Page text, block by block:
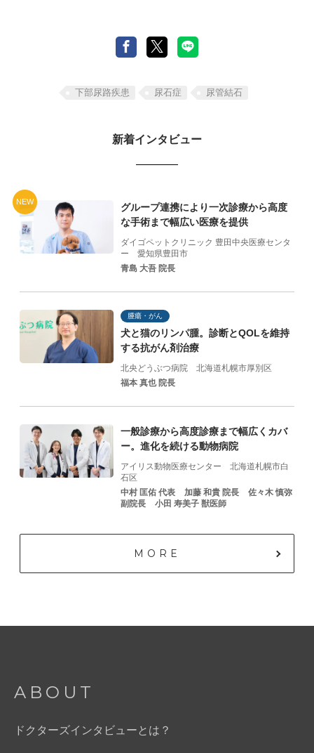
下部尿路疾患 尿石症 尿管結石
新着インタビュー
NEW
グループ連携により一次診療から高度
な手術まで幅広い医療を提供
ダイゴペットクリニック 豊田中央医療センタ
ー 愛知県豊田市
青島 大吾 院長
腫瘍・がん
犬と猫のリンパ腫。診断とQOLを維持
する抗がん剤治療
北央どうぶつ病院 北海道札幌市厚別区
福本 真也 院長
一般診療から高度診療まで幅広くカバ
ー。進化を続ける動物病院
アイリス動物医療センター 北海道札幌市白
石区
中村 匡佑 代表
加藤 和貴 院⻑
佐々⽊ 慎弥
副院⻑
⼩⽥ 寿美⼦ 獣医師
MORE
ABOUT
ドクターズインタビューとは？